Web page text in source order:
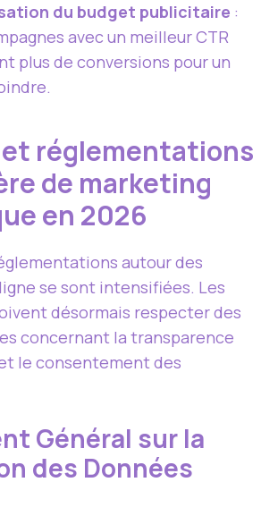
du budget publicitaire :
avec un meilleur CTR
plus de conversions pour un
réglementations
de marketing
en 2026
autour des
se sont intensifiées. Les
désormais respecter des
concernant la transparence
le consentement des
Général sur la
des Données